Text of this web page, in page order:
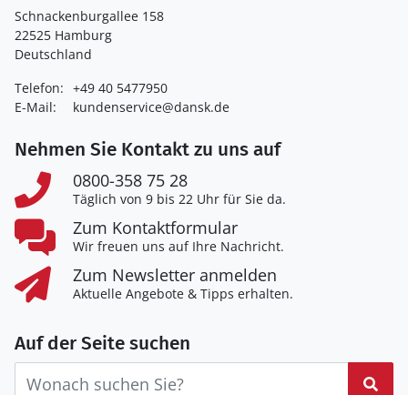
Schnackenburgallee 158
22525 Hamburg
Deutschland
Telefon: +49 40 5477950
E-Mail:
kundenservice@dansk.de
Nehmen Sie Kontakt zu uns auf
0800-358 75 28
Täglich von 9 bis 22 Uhr für Sie da.
Zum Kontaktformular
Wir freuen uns auf Ihre Nachricht.
Zum Newsletter anmelden
Aktuelle Angebote & Tipps erhalten.
Auf der Seite suchen